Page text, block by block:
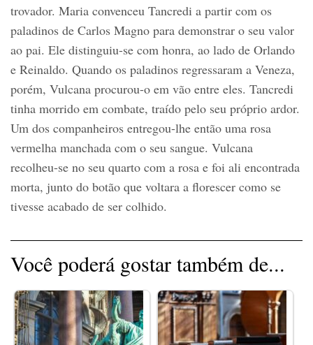
trovador. Maria convenceu Tancredi a partir com os
paladinos de Carlos Magno para demonstrar o seu valor
ao pai. Ele distinguiu-se com honra, ao lado de Orlando
e Reinaldo. Quando os paladinos regressaram a Veneza,
porém, Vulcana procurou-o em vão entre eles. Tancredi
tinha morrido em combate, traído pelo seu próprio ardor.
Um dos companheiros entregou-lhe então uma rosa
vermelha manchada com o seu sangue. Vulcana
recolheu-se no seu quarto com a rosa e foi ali encontrada
morta, junto do botão que voltara a florescer como se
tivesse acabado de ser colhido.
Você poderá gostar também de...